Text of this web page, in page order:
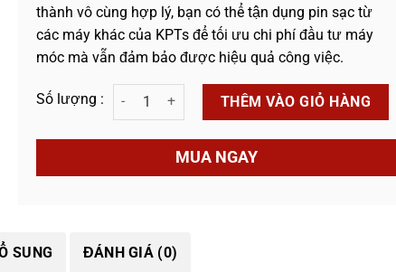
thành vô cùng hợp lý, bạn có thể tận dụng pin sạc từ
các máy khác của KPTs để tối ưu chi phí đầu tư máy
móc mà vẫn đảm bảo được hiệu quả công việc.
Thân Máy Mài Pin KPTs KPT-K6PRO số lượngTHÊM VÀO GIỎ HÀNG
MUA NGAY
SUNG ĐÁNH GIÁ (0)